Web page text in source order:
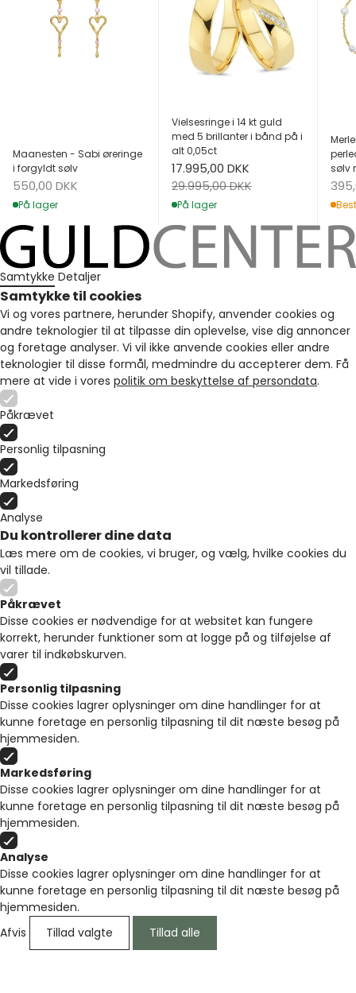
Maanesten - Sabi øreringe
i forgyldt sølv
Salgspris
550,00 DKK
På lager
Vielsesringe i 14 kt guld
med 5 brillanter i bånd på i
alt 0,05ct
Salgspris
17.995,00 DKK
Normalpris
29.995,00 DKK
På lager
sølv
Samtykke Detaljer
Samtykke til cookies
Vi og vores partnere, herunder Shopify, anvender cookies og
andre teknologier til at tilpasse din oplevelse, vise dig annoncer
og foretage analyser. Vi vil ikke anvende cookies eller andre
teknologier til disse formål, medmindre du accepterer dem. Få
mere at vide i vores politik om beskyttelse af persondata.
Påkrævet
Personlig tilpasning
Markedsføring
Analyse
Du kontrollerer dine data
Læs mere om de cookies, vi bruger, og vælg, hvilke cookies du
vil tillade.
Påkrævet
Disse cookies er nødvendige for at websitet kan fungere
korrekt, herunder funktioner som at logge på og tilføjelse af
varer til indkøbskurven.
Personlig tilpasning
Disse cookies lagrer oplysninger om dine handlinger for at
kunne foretage en personlig tilpasning til dit næste besøg på
hjemmesiden.
Markedsføring
Disse cookies lagrer oplysninger om dine handlinger for at
kunne foretage en personlig tilpasning til dit næste besøg på
hjemmesiden.
Analyse
Disse cookies lagrer oplysninger om dine handlinger for at
kunne foretage en personlig tilpasning til dit næste besøg på
hjemmesiden.
Afvis
Tillad valgte Tillad alle